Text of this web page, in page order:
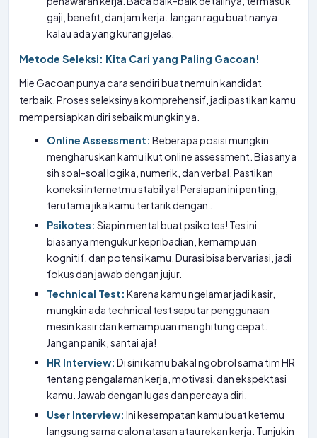
gaji, benefit, dan jam kerja. Jangan ragu buat nanya
kalau ada yang kurang jelas.
Metode Seleksi: Kita Cari yang Paling Gacoan!
Mie Gacoan punya cara sendiri buat nemuin kandidat
terbaik. Proses seleksinya komprehensif, jadi pastikan kamu
mempersiapkan diri sebaik mungkin ya.
Online Assessment: Beberapa posisi mungkin
mengharuskan kamu ikut online assessment. Biasanya
sih soal-soal logika, numerik, dan verbal. Pastikan
koneksi internetmu stabil ya! Persiapan ini penting,
terutama jika kamu tertarik dengan
Psikotes: Siapin mental buat psikotes! Tes ini
biasanya mengukur kepribadian, kemampuan
kognitif, dan potensi kamu. Durasi bisa bervariasi, jadi
fokus dan jawab dengan jujur.
Technical Test: Karena kamu ngelamar jadi kasir,
mungkin ada technical test seputar penggunaan
mesin kasir dan kemampuan menghitung cepat.
Jangan panik, santai aja!
HR Interview: Di sini kamu bakal ngobrol sama tim HR
tentang pengalaman kerja, motivasi, dan ekspektasi
kamu. Jawab dengan lugas dan percaya diri.
User Interview: Ini kesempatan kamu buat ketemu
langsung sama calon atasan atau rekan kerja. Tunjukin